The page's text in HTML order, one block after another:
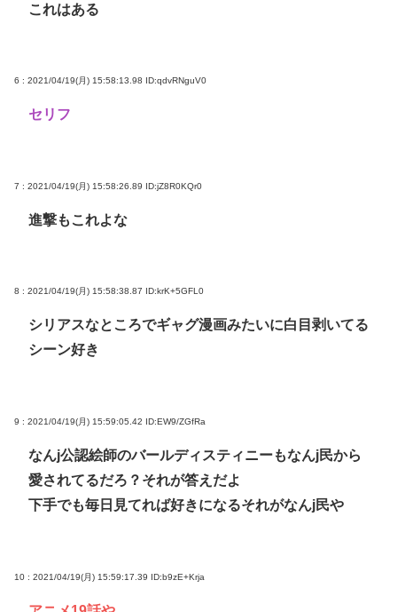
これはある
6 : 2021/04/19(月) 15:58:13.98 ID:qdvRNguV0
セリフ
7 : 2021/04/19(月) 15:58:26.89 ID:jZ8R0KQr0
進撃もこれよな
8 : 2021/04/19(月) 15:58:38.87 ID:krK+5GFL0
シリアスなところでギャグ漫画みたいに白目剥いてる
シーン好き
9 : 2021/04/19(月) 15:59:05.42 ID:EW9/ZGfRa
なんj公認絵師のバールディスティニーもなんj民から
愛されてるだろ？それが答えだよ
下手でも毎日見てれば好きになるそれがなんj民や
10 : 2021/04/19(月) 15:59:17.39 ID:b9zE+Krja